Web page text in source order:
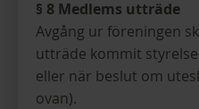
§ 8 Medlems utträde
Avgång ur föreningen
utträde kommit
eller när beslut om
ovan).